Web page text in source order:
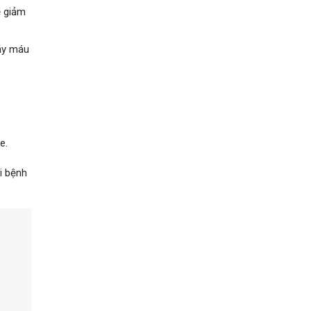
giảm
máu
bệnh